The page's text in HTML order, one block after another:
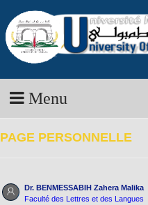
Menu
PAGE PERSONNELLE
Dr. BENMESSABIH Zahera Malika
Faculté des Lettres et des Langues